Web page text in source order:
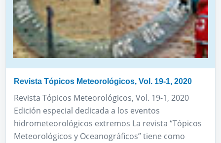
Revista Tópicos Meteorológicos, Vol. 19-1, 2020
Revista Tópicos Meteorológicos, Vol. 19-1, 2020
Edición especial dedicada a los eventos
hidrometeorológicos extremos La revista “Tópicos
Meteorológicos y Oceanográficos” tiene como